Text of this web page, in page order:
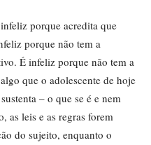
porque acredita que
porque não tem a
É infeliz porque não tem a
que o adolescente de hoje
– o que se é e nem
as leis e as regras forem
do sujeito, enquanto o